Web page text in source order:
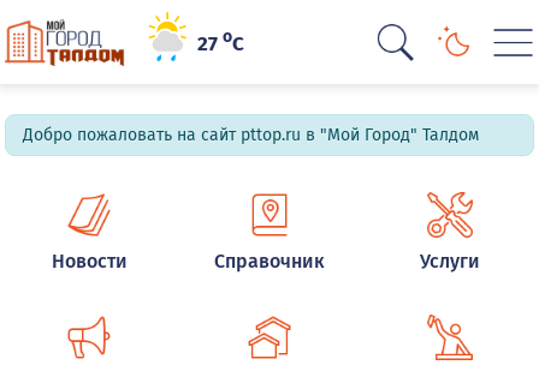
27oC
Добро пожаловать на сайт pttop.ru в "Мой Город" Талдом
Новости Справочник Услуги